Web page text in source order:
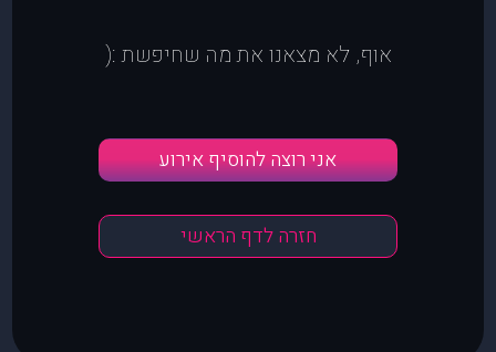
אוף, לא מצאנו את מה שחיפשת :(
אני רוצה להוסיף אירוע
חזרה לדף הראשי